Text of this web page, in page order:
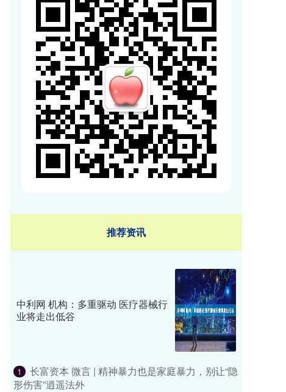
推荐资讯
中利网 机构：多重驱动 医疗器械行
业将走出低谷
1
长富资本 微言 | 精神暴力也是家庭暴力，别让“隐
形伤害”逍遥法外